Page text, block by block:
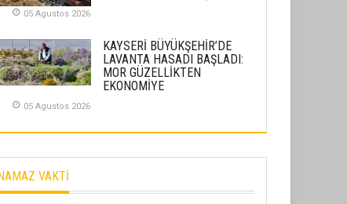
Kayserispor, Rizespor’la Nihayet 3
puana Ulaştı
01 Mayis 2026
05 Agustos 2026
KAYSERİ BÜYÜKŞEHİR’DE
LAVANTA HASADI BAŞLADI:
MOR GÜZELLİKTEN
EKONOMİYE
05 Agustos 2026
VAKTİ